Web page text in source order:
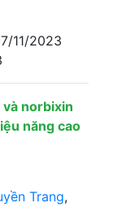
11/2023
norbixin
năng cao
Trang,